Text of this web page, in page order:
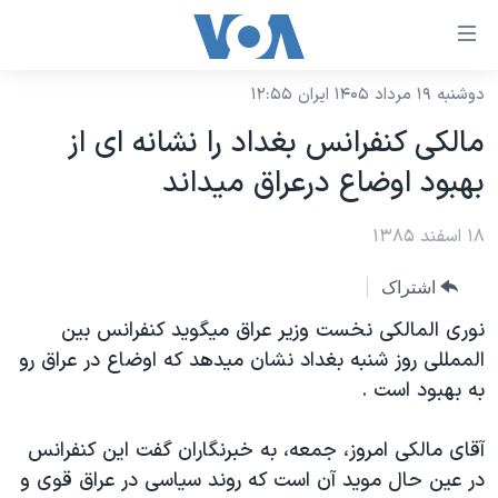
لینکهای
دسترسی
جهش
محتوای
اصلی
اصلی
جهش
به
جستجو
نسخه سبک وب‌سایت
موضوع ها
ایران
آمریکا
جهان
ورزشی
گزیده‌ها
ویژه برنامه‌ها
ویدیوها
برنامه های تلویزیونی
جدول برنامه ها
صفحه‌های ویژه
جام جهانی ۲۰۲۶
عملیات خشم حماسی
بایگانی برنامه‌های تلویزیونی
فرکانس‌های صدای آمریکا
پخش رادیویی
یادگیری زبان انگلیسی
دوشنبه ۱۹ مرداد ۱۴۰۵ ایران ۱۲:۵۵
مالکی کنفرانس بغداد را نشانه ای از
بهبود اوضاع درعراق ميداند
۱۸ اسفند ۱۳۸۵
اشتراک
نوری المالکی نخست وزير عراق ميگويد کنفرانس بين
الممللی روز شنبه بغداد نشان ميدهد که اوضاع در عراق رو
به بهبود است .
آقای مالکی امروز، جمعه، به خبرنگاران گفت اين کنفرانس
در عين حال مويد آن است که روند سياسی در عراق قوی و